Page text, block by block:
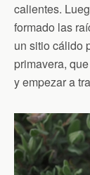
calientes.
formado las
un sitio cálido
primavera,
y empezar a